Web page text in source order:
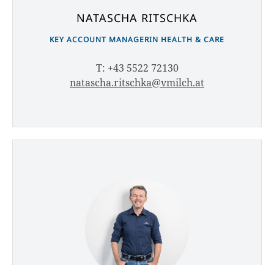
NATASCHA RITSCHKA
KEY ACCOUNT MANAGERIN HEALTH & CARE
T: +43 5522 72130
natascha.ritschka@vmilch.at